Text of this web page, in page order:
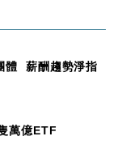
體 薪酬趨勢淨指
萬億ETF